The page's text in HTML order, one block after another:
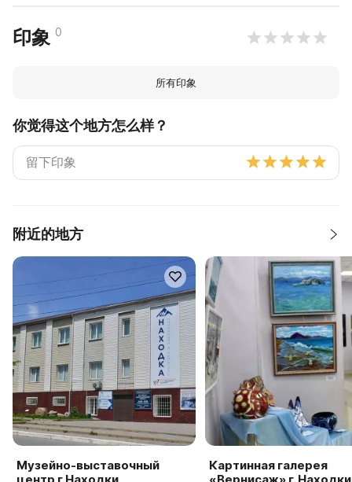
印象 0
所有印象
你觉得这个地方怎么样？
附近的地方
Музейно-выставочный
Картинная галерея